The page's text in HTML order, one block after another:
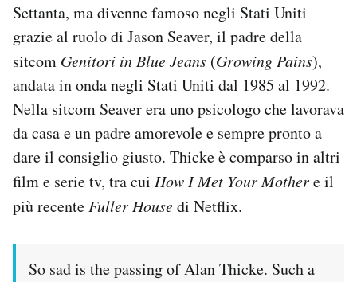
Settanta, ma divenne famoso negli Stati Uniti
grazie al ruolo di Jason Seaver, il padre della
sitcom Genitori in Blue Jeans (Growing Pains),
andata in onda negli Stati Uniti dal 1985 al 1992.
Nella sitcom Seaver era uno psicologo che lavorava
da casa e un padre amorevole e sempre pronto a
dare il consiglio giusto. Thicke è comparso in altri
film e serie tv, tra cui How I Met Your Mothere il
più recente Fuller Housedi Netflix.
So sad is the passing of Alan Thicke. Such a